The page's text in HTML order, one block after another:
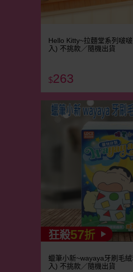
Hello Kitty~拉麵堂系列啵
入) 不挑款／隨機出貨
$263
狂殺57折
蠟筆小新~wayaya牙刷毛
入) 不挑款／隨機出貨